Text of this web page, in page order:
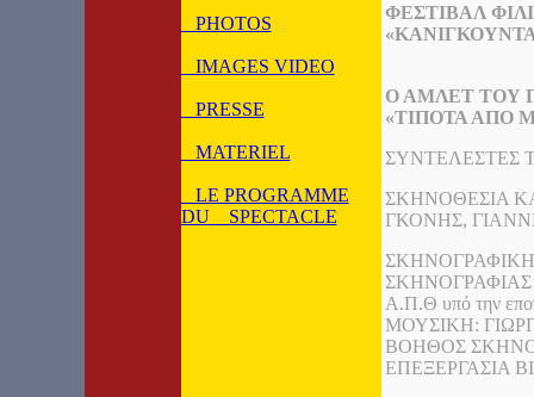
PHOTOS
IMAGES VIDEO
PRESSE
MATERIEL
LE PROGRAMME
DU SPECTACLE
ΦΕΣΤΙΒΑΛ
Ο ΑΜΛΕΤ ΤΟΥ
«ΤΙΠΟΤΑ ΑΠΟ
ΣΥΝΤΕΛΕΣΤΕΣ
ΣΚΗΝΟΘΕΣΙΑ
ΓΚΟΝΗΣ,
Α.Π.Θ υπό την
ΜΟΥΣΙΚΗ:
ΒΟΗΘΟΣ
ΕΠΕΞΕΡΓΑΣΙΑ